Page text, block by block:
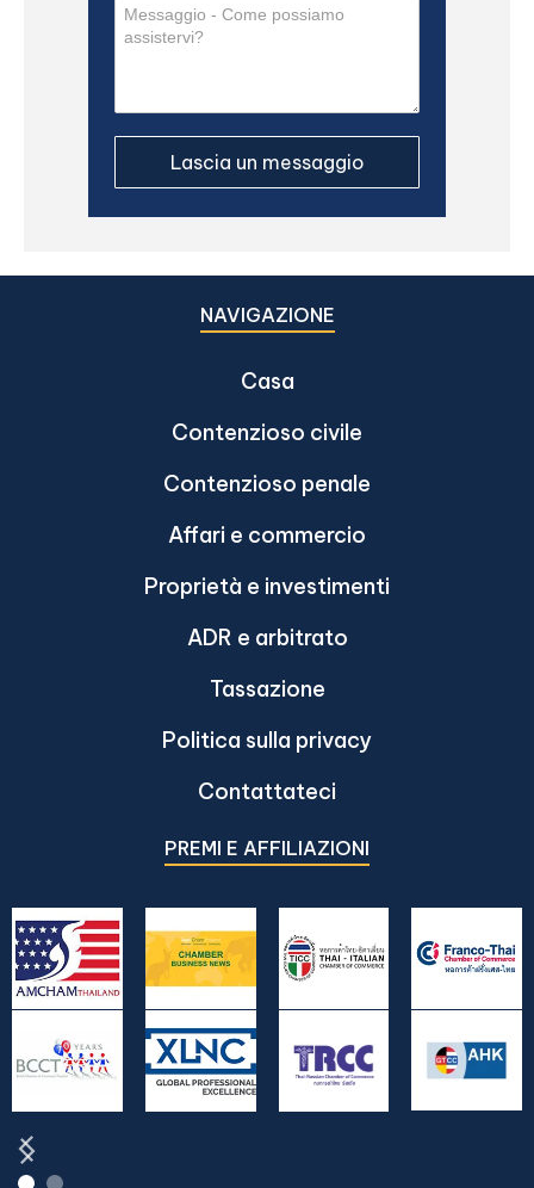
NAVIGAZIONE
Casa
Contenzioso civile
Contenzioso penale
Affari e commercio
Proprietà e investimenti
ADR e arbitrato
Tassazione
Politica sulla privacy
Contattateci
PREMI E AFFILIAZIONI